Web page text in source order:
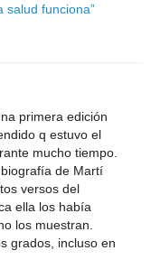
salud funciona”
primera edición
q estuvo el
mucho tiempo.
de Martí
versos del
ella los había
los muestran.
grados, incluso en